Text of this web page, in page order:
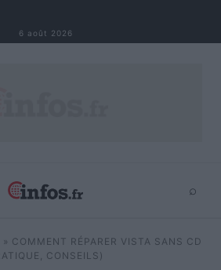
6 août 2026
⌕
⌕ ×
» COMMENT RÉPARER VISTA SANS CD
CONSEILS)